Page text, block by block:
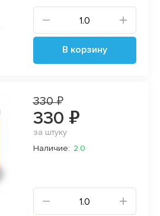
В корзину
330 ₽
330 ₽
за штуку
Наличие: 2.0